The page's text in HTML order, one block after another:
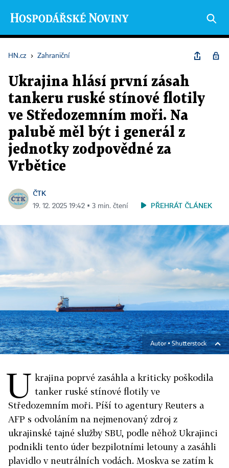
HN.cz › Zahraniční
Ukrajina hlásí první zásah
tankeru ruské stínové flotily
ve Středozemním moři. Na
palubě měl být i generál z
jednotky zodpovědné za
Vrbětice
ČTK
19. 12. 2025 19:42 ▪ 3 min. čtení PŘEHRÁT ČLÁNEK
Autor ▪ Shutterstock
U krajina poprvé zasáhla a kriticky poškodila
tanker ruské stínové flotily ve
Středozemním moři. Píší to agentury Reuters a
AFP s odvoláním na nejmenovaný zdroj z
ukrajinské tajné služby SBU, podle něhož Ukrajinci
podnikli tento úder bezpilotními letouny a zasáhli
plavidlo v neutrálních vodách. Moskva se zatím k